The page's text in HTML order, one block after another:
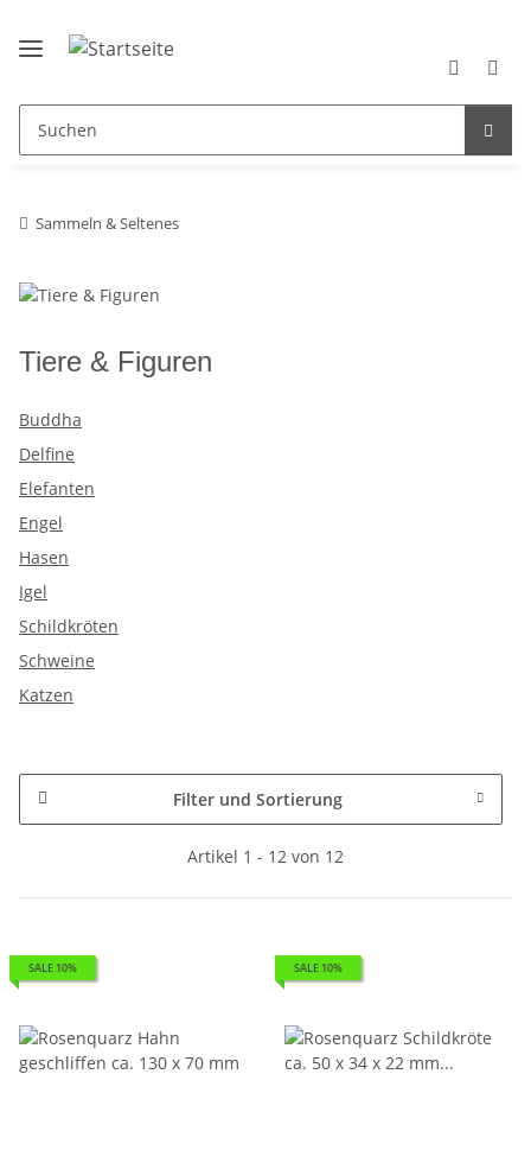
Sammeln & Seltenes
Tiere & Figuren
Buddha
Delfine
Elefanten
Engel
Hasen
Igel
Schildkröten
Schweine
Katzen
Filter und Sortierung
Artikel 1 - 12 von 12
SALE 10% SALE 10%